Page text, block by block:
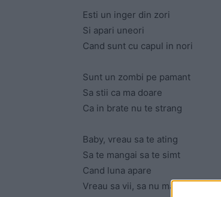
Esti un inger din zori
Si apari uneori
Cand sunt cu capul in nori
Sunt un zombi pe pamant
Sa stii ca ma doare
Ca in brate nu te strang
Baby, vreau sa te ating
Sa te mangai sa te simt
Cand luna apare
Vreau sa vii, sa nu mai strig